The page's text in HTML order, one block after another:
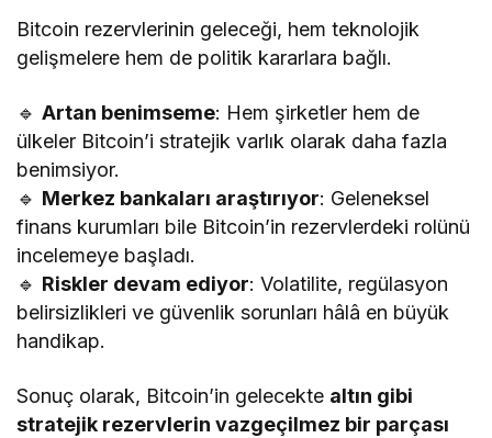
Bitcoin rezervlerinin geleceği, hem teknolojik
gelişmelere hem de politik kararlara bağlı.
🔹Artan benimseme: Hem şirketler hem de
ülkeler Bitcoin’i stratejik varlık olarak daha fazla
benimsiyor.
🔹 Merkez bankaları araştırıyor: Geleneksel
finans kurumları bile Bitcoin’in rezervlerdeki rolünü
incelemeye başladı.
🔹 Riskler devam ediyor: Volatilite, regülasyon
belirsizlikleri ve güvenlik sorunları hâlâ en büyük
handikap.
Sonuç olarak, Bitcoin’in gelecekte altın gibi
stratejik rezervlerin vazgeçilmez bir parçası